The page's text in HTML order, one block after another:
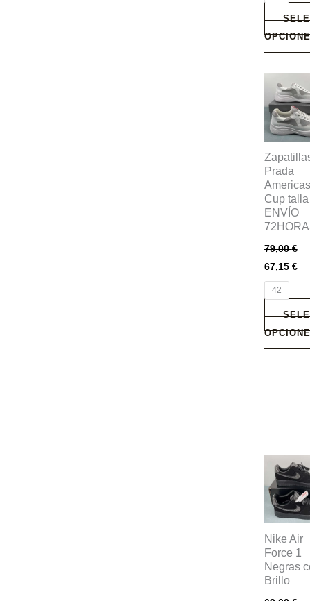
Prada
Cup
ENVÍO
79,00€
67,15 €
42
Este
producto
tiene
múltiples
Las
opciones
se
pueden
elegir
en
la
página
de
producto
Nike Air
Force 1
Negras
Brillo
Este
producto
tiene
múltiples
variantes.
Las
opciones